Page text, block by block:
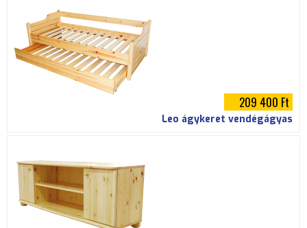
209 400 Ft
Leo ágykeret vendégágyas